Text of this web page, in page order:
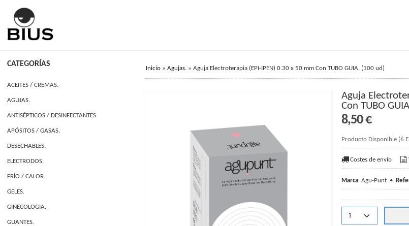
CATEGORÍAS
ACEITES / CREMAS.
AGUJAS.
ANTISÉPTICOS / DESINFECTANTES.
APÓSITOS / GASAS.
DESECHABLES.
ELECTRODOS.
FRÍO / CALOR.
GELES.
GINECOLOGIA.
GUANTES.
Inicio » Agujas. » Aguja Electroterapia (EPI-IPEN) 0.30 x 50 mm Con TUBO GUIA. (100 ud)
Aguja
Con TUBO
8,50 €
Producto Disponible (6
Costes de envío
Marca: Agu-Punt •